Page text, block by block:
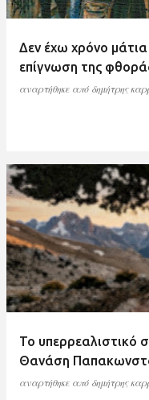
Δεν έχω χρόνο
επίγνωση της
αναρτήθηκε από δημήτρης
Το υπερρεαλιστικό
Θανάση
αναρτήθηκε από δημήτρης